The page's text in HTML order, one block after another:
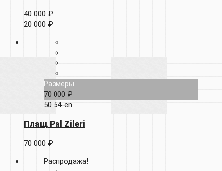
40 000 ₽
20 000 ₽
Размеры
70 000 ₽
50 54-en
Плащ Pal Zileri
70 000 ₽
Распродажа!